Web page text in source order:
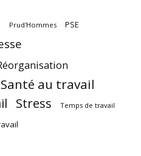
Prud'Hommes PSE
Santé au travail
Stress Temps de travail